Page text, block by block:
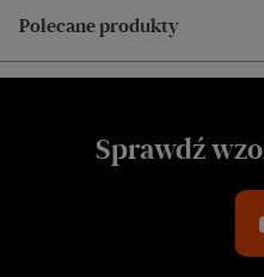
Polecane produkty
Sprawdź